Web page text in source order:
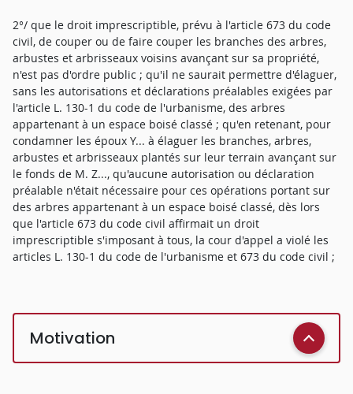
2°/ que le droit imprescriptible, prévu à l'article 673 du code
civil, de couper ou de faire couper les branches des arbres,
arbustes et arbrisseaux voisins avançant sur sa propriété,
n'est pas d'ordre public ; qu'il ne saurait permettre d'élaguer,
sans les autorisations et déclarations préalables exigées par
l'article L. 130-1 du code de l'urbanisme, des arbres
appartenant à un espace boisé classé ; qu'en retenant, pour
condamner les époux Y... à élaguer les branches, arbres,
arbustes et arbrisseaux plantés sur leur terrain avançant sur
le fonds de M. Z..., qu'aucune autorisation ou déclaration
préalable n'était nécessaire pour ces opérations portant sur
des arbres appartenant à un espace boisé classé, dès lors
que l'article 673 du code civil affirmait un droit
imprescriptible s'imposant à tous, la cour d'appel a violé les
articles L. 130-1 du code de l'urbanisme et 673 du code civil ;
Motivation